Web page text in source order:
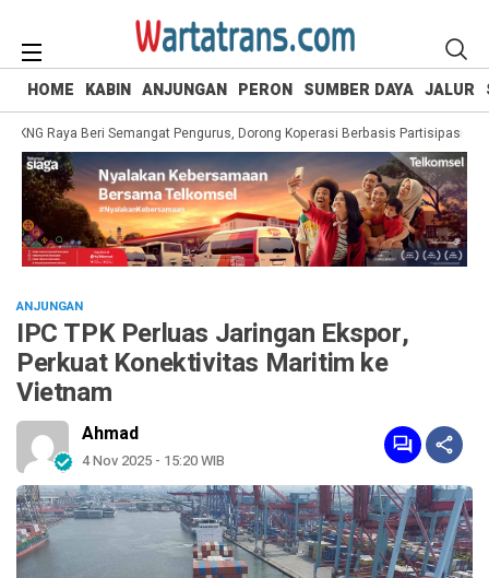
HOME KABIN ANJUNGAN PERON SUMBER DAYA JALUR
Raya Beri Semangat Pengurus, Dorong Koperasi Berbasis Partisipasi
ANJUNGAN
IPC TPK Perluas Jaringan Ekspor,
Perkuat Konektivitas Maritim ke
Vietnam
Ahmad
4 Nov 2025 - 15:20 WIB